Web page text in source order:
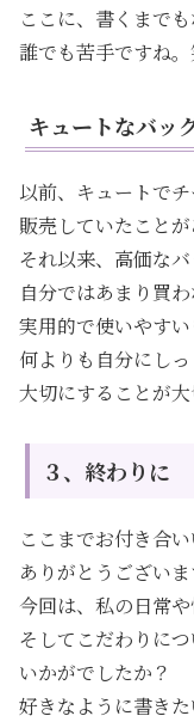
ここに、書くまでも
誰でも苦手ですね
キュートなバッ
以前、キュートで
販売していたことが
それ以来、高価な
自分ではあまり買わ
実用的で使いやすい
何よりも自分にし
大切にすることが大
３、終わりに
ここまでお付き合い
ありがとうございま
今回は、私の日常や
そしてこだわりにつ
いかがでしたか？
好きなように書き